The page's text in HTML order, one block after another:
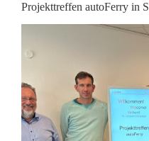
Projekttreffen autoFerry in